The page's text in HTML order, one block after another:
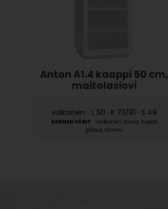
Anton A1.4 kaappi 50 cm,
maitolasiovi
valkoinen · L 50 · K 73/81 · S 49
valkoinen, kaura, hopea
jalava, tammi